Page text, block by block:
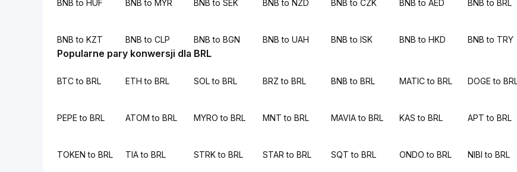
BNB to HUF BNB to MYR BNB to SEK BNB to NZD BNB to CZK BNB to AED BNB to BRL
BNB to KZT BNB to CLP BNB to BGN BNB to UAH BNB to ISK BNB to HKD BNB to TRY
Popularne pary konwersji dla BRL
BTC to BRL ETH to BRL SOL to BRL BRZ to BRL BNB to BRL MATIC to BRL DOGE to
PEPE to BRL ATOM to BRL MYRO to BRL MNT to BRL MAVIA to BRL KAS to BRL APT to BRL
TOKEN to BRL TIA to BRL STRK to BRL STAR to BRL SQT to BRL ONDO to BRL NIBI to BRL